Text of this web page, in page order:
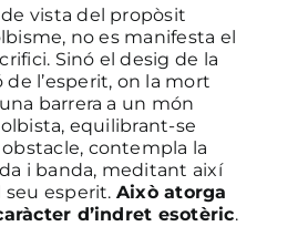
vista del propòsit
no es manifesta el
Sinó el desig de la
l’esperit, on la mort
barrera a un món
equilibrant-se
contempla la
i banda, meditant així
esperit. Això atorga
d’indret esotèric.